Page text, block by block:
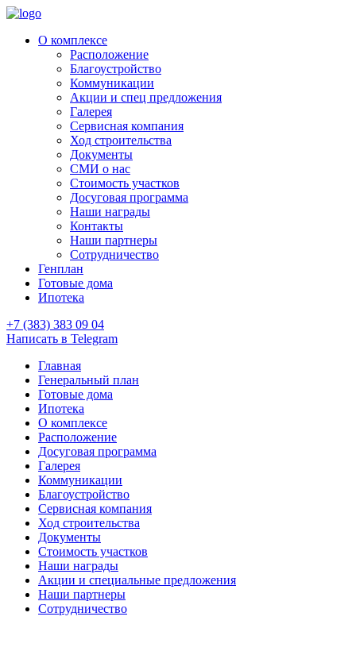
О комплексе
Расположение
Благоустройство
Коммуникации
Акции и спец предложения
Галерея
Сервисная компания
Ход строительства
Документы
СМИ о нас
Стоимость участков
Досуговая программа
Наши награды
Контакты
Наши партнеры
Сотрудничество
Генплан
Готовые дома
Ипотека
+7 (383) 383 09 04
Написать в Telegram
Главная
Генеральный план
Готовые дома
Ипотека
О комплексе
Расположение
Досуговая программа
Галерея
Коммуникации
Благоустройство
Сервисная компания
Ход строительства
Документы
Стоимость участков
Наши награды
Акции и специальные предложения
Наши партнеры
Сотрудничество